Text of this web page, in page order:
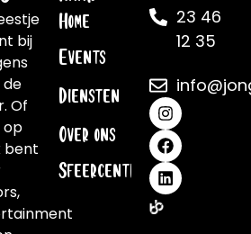
bij
Of
op
bent
Home
Events
Diensten
Over ons
Sfeercentrale
23 46
12 35